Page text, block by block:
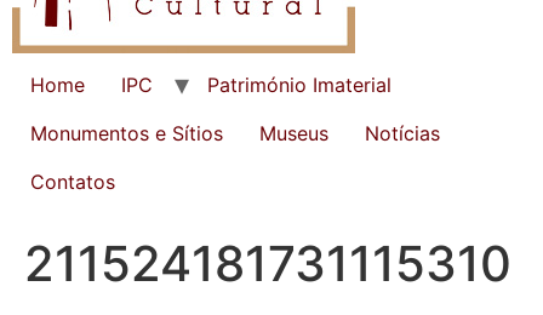
Home IPC
Património Imaterial
Monumentos e Sítios
Museus
Notícias
Contatos
211524181731115310